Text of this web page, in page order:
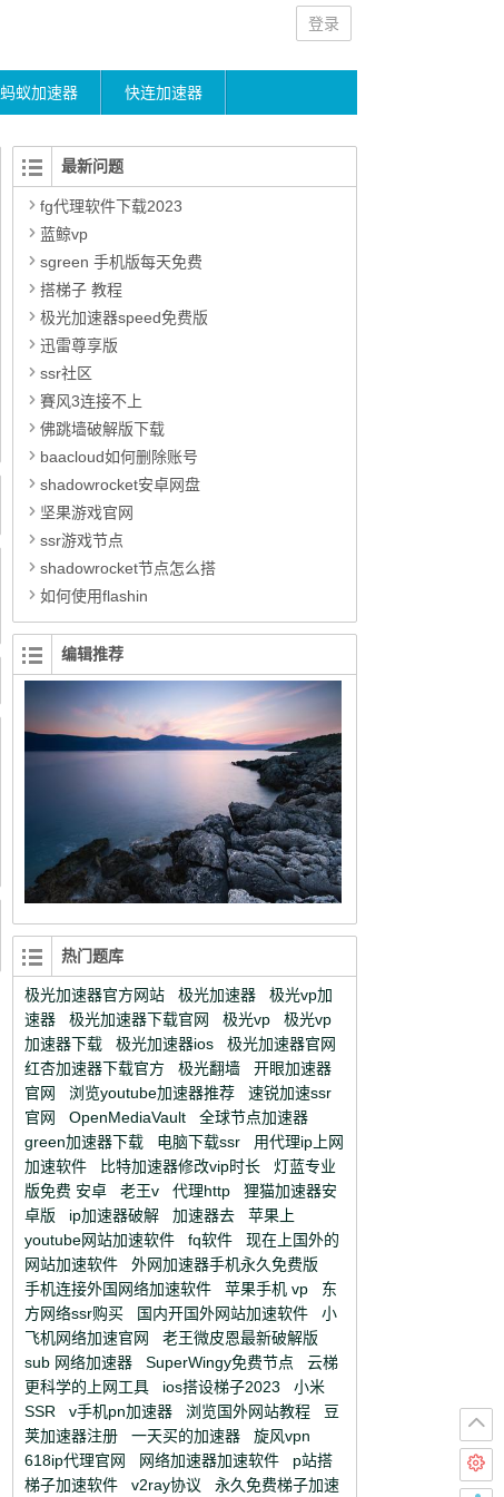
登录
蚂蚁加速器 快连加速器
最新问题
fg代理软件下载2023
蓝鲸vp
sgreen 手机版每天免费
搭梯子 教程
极光加速器speed免费版
迅雷尊享版
ssr社区
賽风3连接不上
佛跳墙破解版下载
baacloud如何删除账号
shadowrocket安卓网盘
坚果游戏官网
ssr游戏节点
shadowrocket节点怎么搭
如何使用flashin
编辑推荐
热门题库
极光加速器官方网站 极光加速器
极光vp加
速器
极光加速器下载官网 极光vp
极光vp
加速器下载
极光加速器ios
极光加速器官网
红杏加速器下载官方
极光翻墙
开眼加速器
官网
浏览youtube加速器推荐
速锐加速ssr
官网
OpenMediaVault
全球节点加速器
green加速器下载
电脑下载ssr
用代理ip上网
加速软件
比特加速器修改vip时长
灯蓝专业
版免费 安卓
老王v 代理http
狸猫加速器安
卓版
ip加速器破解 加速器去
苹果上
youtube网站加速软件
fq软件
现在上国外的
网站加速软件
外网加速器手机永久免费版
手机连接外国网络加速软件
苹果手机 vp
东
方网络ssr购买
国内开国外网站加速软件
小
飞机网络加速官网
老王微皮恩最新破解版
sub 网络加速器
SuperWingy免费节点
云梯
更科学的上网工具
ios搭设梯子2023
小米
SSR
v手机pn加速器 浏览国外网站教程
豆
荚加速器注册
一天买的加速器
旋风vpn
618ip代理官网
网络加速器加速软件
p站搭
梯子加速软件
v2ray协议 永久免费梯子加速